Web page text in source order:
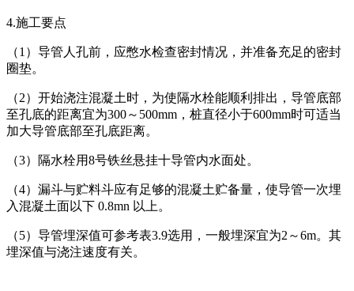
4.施工要点
（1）导管人孔前，应憋水检查密封情况，并准备充足的密封
圈垫。
（2）开始浇注混凝土时，为使隔水栓能顺利排出，导管底部
至孔底的距离宜为300～500mm，桩直径小于600mm时可适当
加大导管底部至孔底距离。
（3）隔水栓用8号铁丝悬挂十导管内水面处。
（4）漏斗与贮料斗应有足够的混凝土贮备量，使导管一次埋
入混凝土面以下 0.8mn 以上。
（5）导管埋深值可参考表3.9选用，一般埋深宜为2～6m。其
埋深值与浇注速度有关。